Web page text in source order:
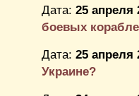
Дата: 25 апреля
боевых
Дата: 25 апреля
Украине?